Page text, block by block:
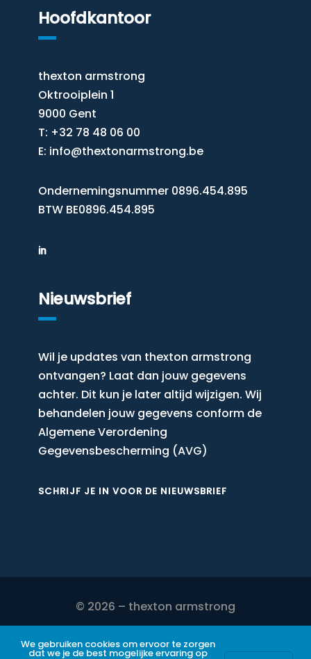
Hoofdkantoor
thexton armstrong
Oktrooiplein 1
9000 Gent
T: +32 78 48 06 00
E: info@thextonarmstrong.be
Ondernemingsnummer 0896.454.895
BTW BE0896.454.895
Nieuwsbrief
Wil je updates van thexton armstrong
ontvangen? Laat dan jouw gegevens
achter. Dit kun je later altijd wijzigen. Wij
behandelen jouw gegevens conform de
Algemene Verordening
Gegevensbescherming (AVG)
SCHRIJF JE IN VOOR DE NIEUWSBRIEF
© 2026 – thexton armstrong
DISCLAIMER
We gebruiken cookies om ervoor te zorgen
dat we je de best mogelijke ervaring op